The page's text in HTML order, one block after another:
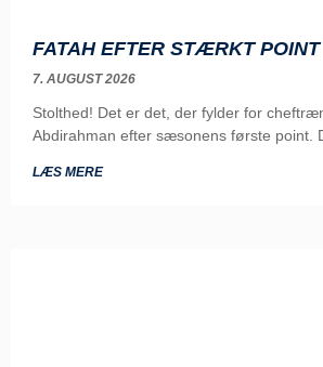
FATAH EFTER STÆRKT POINT
7. AUGUST 2026
Stolthed! Det er det, der fylder for
Abdirahman efter sæsonens første point.
LÆS MERE